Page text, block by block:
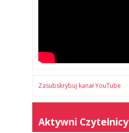
Zasubskrybuj kanał YouTube
Aktywni Czytelnicy